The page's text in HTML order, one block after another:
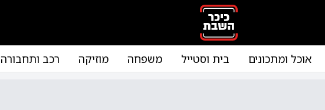
אוכל ומתכונים בית וסטייל משפחה מוזיקה רכב ותחבורה